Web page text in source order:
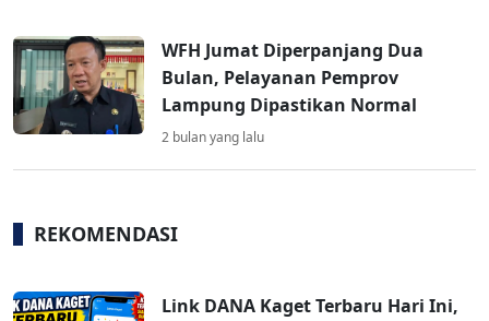
WFH Jumat Diperpanjang Dua
Bulan, Pelayanan Pemprov
Lampung Dipastikan Normal
2 bulan yang lalu
REKOMENDASI
Link DANA Kaget Terbaru Hari Ini,